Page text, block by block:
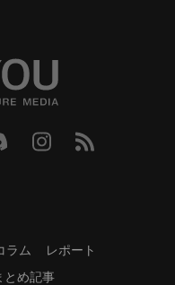
ラム
レポート
とめ記事